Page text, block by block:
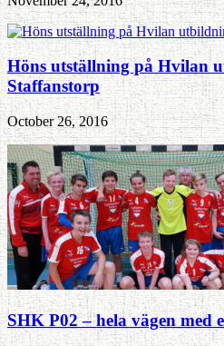
Höns utställning på Hvilan
Staffanstorp
October 26, 2016
SHK P02 – hela vägen med